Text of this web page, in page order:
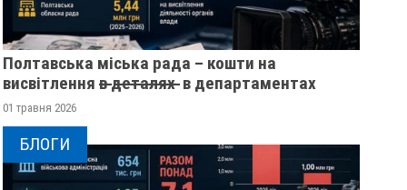
Полтавська міська рада – кошти на
висвітлення в̶ ̶д̶е̶т̶а̶л̶я̶х̶ ̶ в департаментах
01 травня 2026
БЛОГИ